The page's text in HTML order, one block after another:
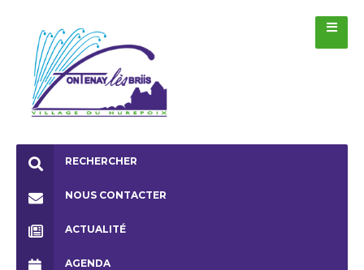
RECHERCHER
NOUS CONTACTER
ACTUALITÉ
AGENDA